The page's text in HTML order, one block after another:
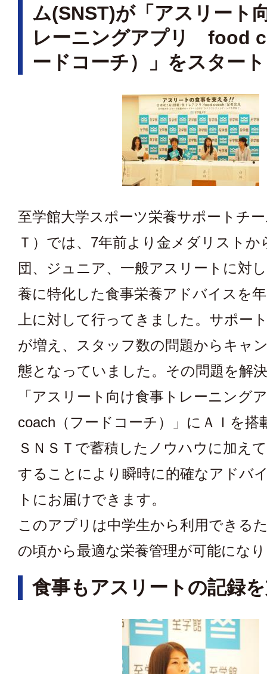
ム(SNST)が「アスリート
レーニングアプリ food
ードコーチ）」をスター
至学館大学スポーツ栄養サポートチ
Ｔ）では、7年前より金メダリストか
団、ジュニア、一般アスリートに対
養に特化した食事栄養アドバイスを
上に対して行ってきました。サポー
が増え、スタッフ数の問題からキャ
態となっていました。その問題を解
「アスリート向け食事トレーニング
coach（フードコーチ）」にＡＩを搭
ＳＮＳＴで蓄積したノウハウに加え
することにより瞬時に的確なアドバ
トにお届けできます。
このアプリは中学生から利用できる
の頃から最適な栄養管理が可能にな
食事もアスリートの記録